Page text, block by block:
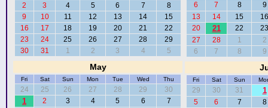
2 3 4 5 6 7
8
9
10 11 12 13 14
15
16
17 18 19 20 21
22
23
24 25 26 27 28
29
30
31 1 2 3 4 5
6
7 8
9
13
14 15
16
20
21 22
23
27
28 1
2
6
7 8 9
May
Fri Sat Sun Mon Tue Wed Thu
24 25 26 27 28 29 30
1 2 3 4 5 6
7
Fri Sat Sun
29 30 31 1
5 6 7
8